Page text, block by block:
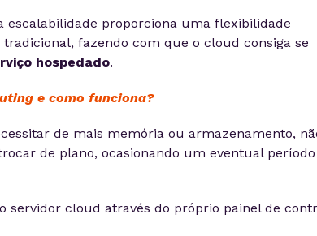
escalabilidade proporciona uma flexibilidade
fazendo com que o cloud consiga se
hospedado.
e como funciona?
de mais memória ou armazenamento,
de plano, ocasionando um eventual
servidor cloud através do próprio painel de